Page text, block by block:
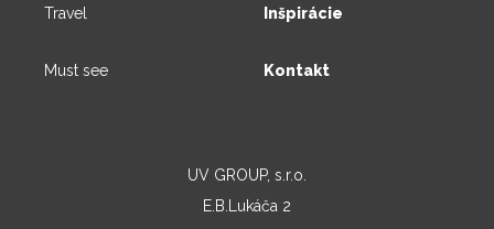
Travel
Must see
Inšpirácie
Kontakt
UV GROUP, s.r.o.
E.B.Lukáča 2